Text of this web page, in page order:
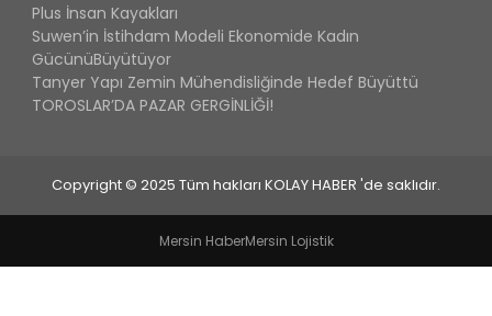
Plus İnsan Kayakları
Suwen’in İstihdam Modeli Ekonomide Kadın
GücünüBüyütüyor
Tanyer Yapı Zemin Mühendisliğinde Hedef Büyüttü
TOROSLAR’DA PAZAR GERGİNLİĞİ!
Copyright © 2025 Tüm hakları KOLAY HABER 'de saklıdır.
Mersin HaberMersin Lojistik